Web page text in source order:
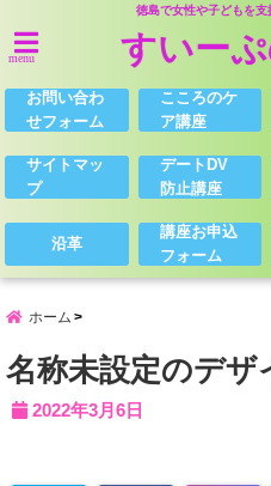
徳島で女性や子どもを
menu すいー
お問い合わ
せフォーム
こころのケ
ア講座
サイトマッ
プ
デートDV
防止講座
沿革
講座お申込
フォーム
ホーム
名称未設定のデザ
2022年3月6日